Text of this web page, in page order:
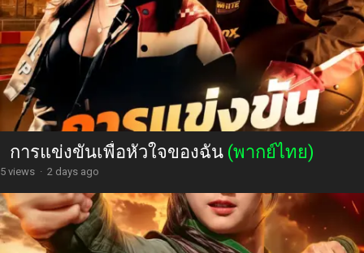
การแข่งขันเพื่อหัวใจของฉัน (พากย์ไทย)
5 views · 2 days ago